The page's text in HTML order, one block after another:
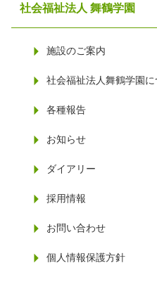
社会福祉法人 舞鶴学園
施設のご案内
社会福祉法人舞鶴学園に
各種報告
お知らせ
ダイアリー
採用情報
お問い合わせ
個人情報保護方針